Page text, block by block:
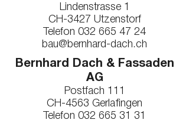
Lindenstrasse 1
CH-3427 Utzenstorf
Telefon 032 665 47 24
bau@bernhard-dach.ch
Bernhard Dach & Fassaden
AG
Postfach 111
CH-4563 Gerlafingen
Telefon 032 665 31 31